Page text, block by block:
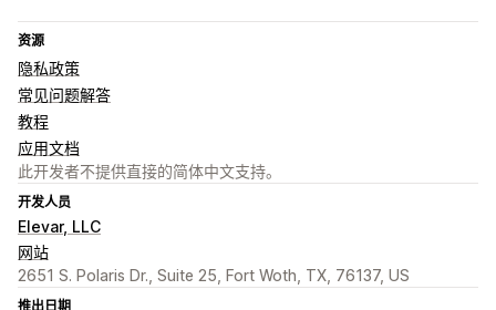
资源
隐私政策
常见问题解答
教程
应用文档
此开发者不提供直接的简体中文支持。
开发人员
Elevar, LLC
网站
2651 S. Polaris Dr., Suite 25, Fort Woth, TX, 76137, US
推出日期